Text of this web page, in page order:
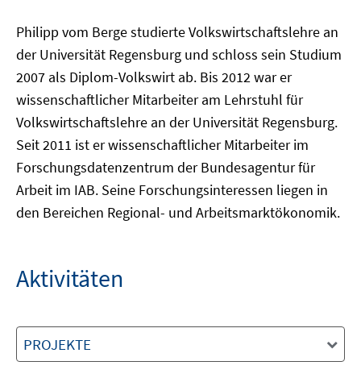
Philipp vom Berge studierte Volkswirtschaftslehre an
der Universität Regensburg und schloss sein Studium
2007 als Diplom-Volkswirt ab. Bis 2012 war er
wissenschaftlicher Mitarbeiter am Lehrstuhl für
Volkswirtschaftslehre an der Universität Regensburg.
Seit 2011 ist er wissenschaftlicher Mitarbeiter im
Forschungsdatenzentrum der Bundesagentur für
Arbeit im IAB. Seine Forschungsinteressen liegen in
den Bereichen Regional- und Arbeitsmarktökonomik.
Aktivitäten
PROJEKTE